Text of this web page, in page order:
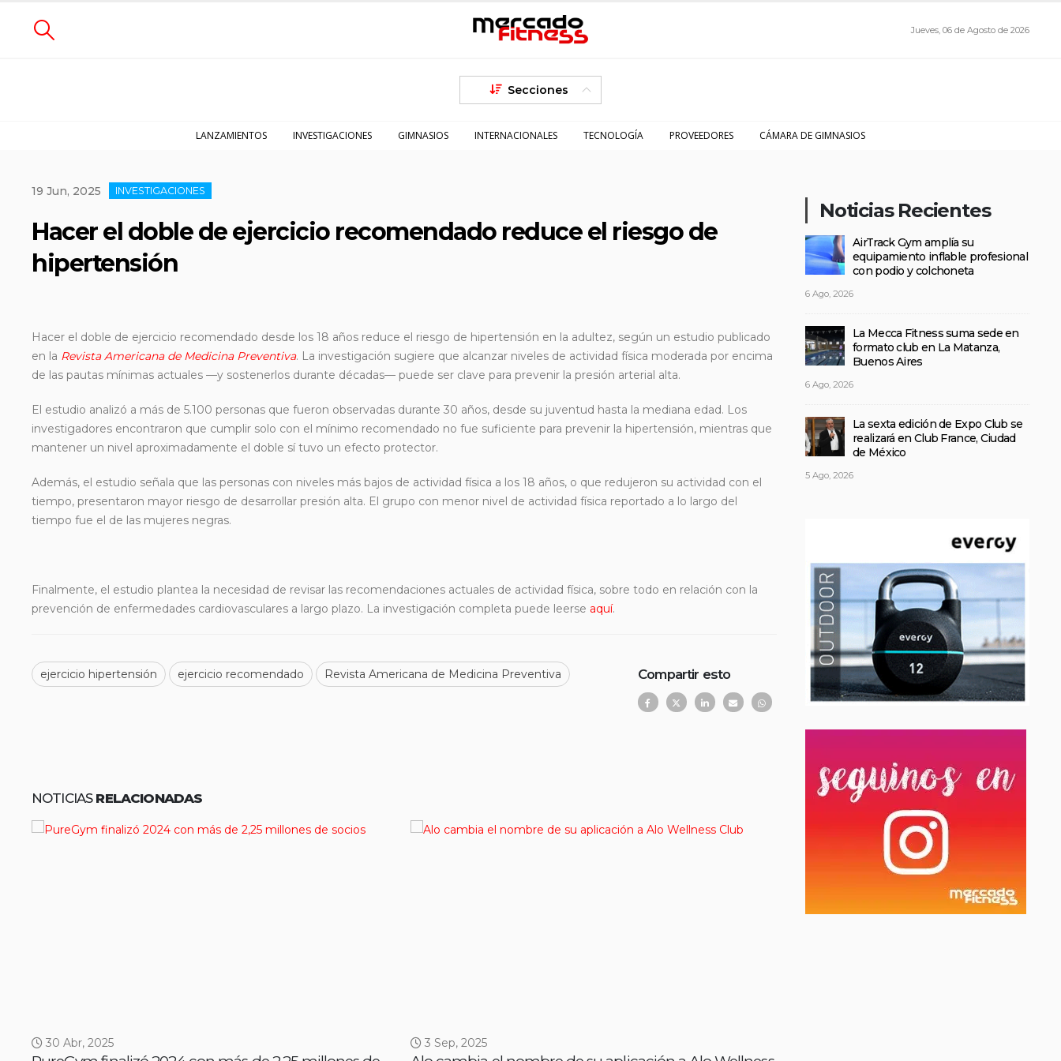
Jueves, 06 de Agosto de 2026
Secciones
LANZAMIENTOS INVESTIGACIONES GIMNASIOS INTERNACIONALES TECNOLOGÍA PROVEEDORES CÁMARA DE GIMNASIOS
19 Jun, 2025 INVESTIGACIONES
Hacer el doble de ejercicio recomendado reduce el riesgo de
hipertensión
Hacer el doble de ejercicio recomendado desde los 18 años reduce el riesgo de hipertensión en la adultez, según un estudio publicado
en la Revista Americana de Medicina Preventiva. La investigación sugiere que alcanzar niveles de actividad física moderada por encima
de las pautas mínimas actuales —y sostenerlos durante décadas— puede ser clave para prevenir la presión arterial alta.
El estudio analizó a más de 5.100 personas que fueron observadas durante 30 años, desde su juventud hasta la mediana edad. Los
investigadores encontraron que cumplir solo con el mínimo recomendado no fue suficiente para prevenir la hipertensión, mientras que
mantener un nivel aproximadamente el doble sí tuvo un efecto protector.
Además, el estudio señala que las personas con niveles más bajos de actividad física a los 18 años, o que redujeron su actividad con el
tiempo, presentaron mayor riesgo de desarrollar presión alta. El grupo con menor nivel de actividad física reportado a lo largo del
tiempo fue el de las mujeres negras.
Finalmente, el estudio plantea la necesidad de revisar las recomendaciones actuales de actividad física, sobre todo en relación con la
prevención de enfermedades cardiovasculares a largo plazo. La investigación completa puede leerse aquí.
ejercicio hipertensión ejercicio recomendado Revista Americana de Medicina Preventiva Compartir esto
NOTICIAS RELACIONADAS
30 Abr, 2025 3 Sep, 2025
Noticias Recientes
AirTrack Gym amplía su
equipamiento inflable profesional
con podio y colchoneta
6 Ago, 2026
La Mecca Fitness suma sede en
formato club en La Matanza,
Buenos Aires
6 Ago, 2026
La sexta edición de Expo Club se
realizará en Club France, Ciudad
de México
5 Ago, 2026